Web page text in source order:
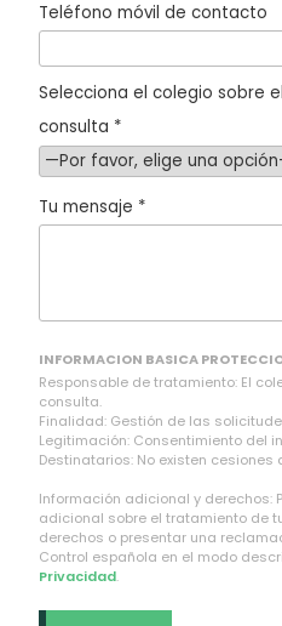
Teléfono móvil de contacto
Selecciona el colegio sobre
consulta *
Tu mensaje *
INFORMACION BASICA
Responsable de tratamiento: El
consulta.
Finalidad: Gestión de las
Legitimación: Consentimiento del
Destinatarios: No existen cesiones
Información adicional y derechos:
adicional sobre el tratamiento de
derechos o presentar una
Control española en el modo
Privacidad.